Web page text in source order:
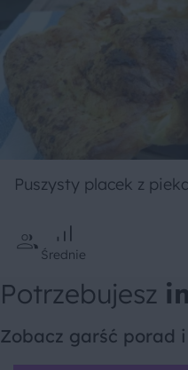
Puszysty placek z
Średnie
Potrzebujesz
Zobacz garść porad